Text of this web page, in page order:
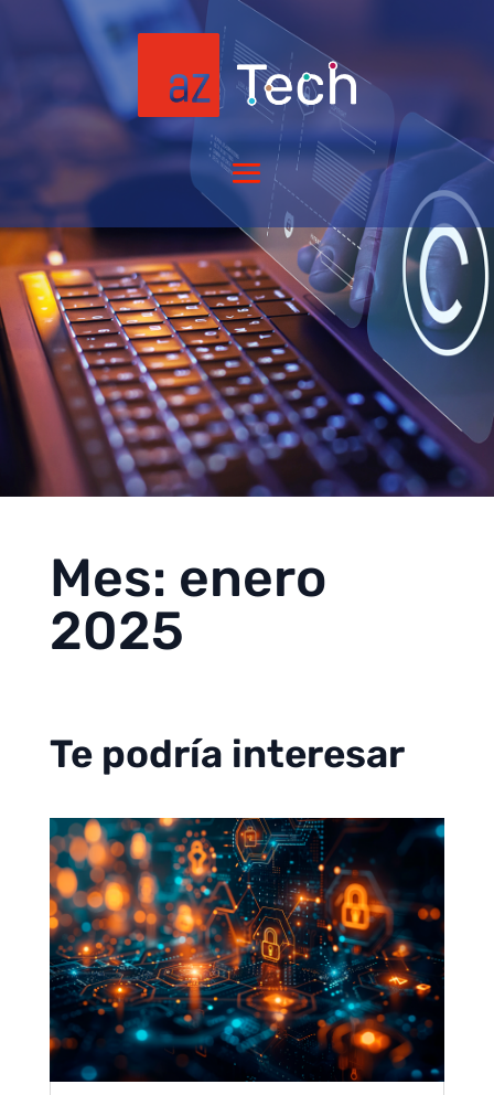
Mes: enero
2025
Te podría interesar